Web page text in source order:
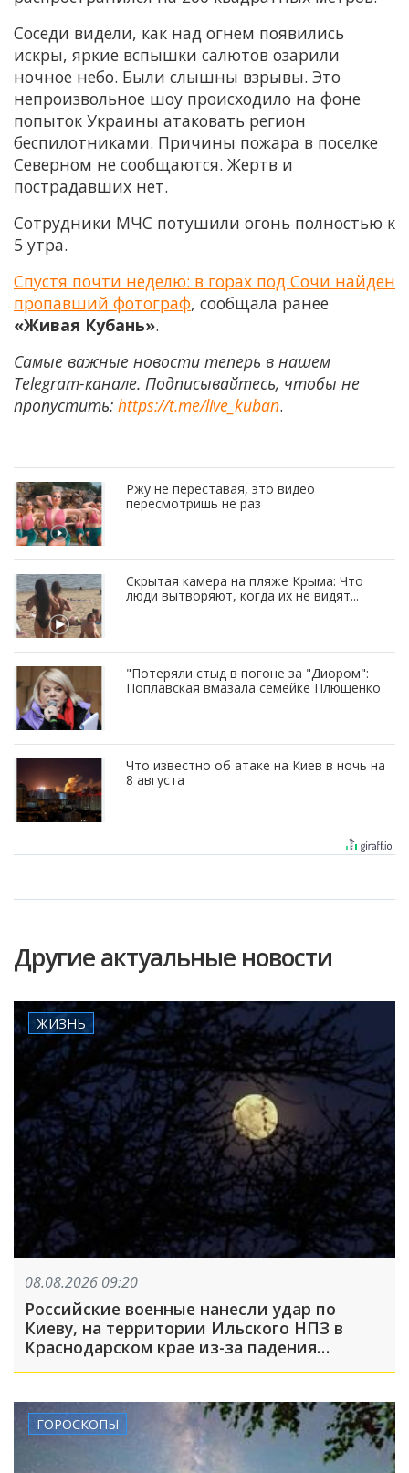
Соседи видели, как над огнем появились
искры, яркие вспышки салютов озарили
ночное небо. Были слышны взрывы. Это
непроизвольное шоу происходило на фоне
попыток Украины атаковать регион
беспилотниками. Причины пожара в поселке
Северном не сообщаются. Жертв и
пострадавших нет.
Сотрудники МЧС потушили огонь полностью к
5 утра.
Спустя почти неделю: в горах под Сочи найден
пропавший фотограф, сообщала ранее
«Живая Кубань».
Самые важные новости теперь в нашем
Telegram-канале. Подписывайтесь, чтобы не
пропустить: https://t.me/live_kuban.
Ржу не переставая, это видео
пересмотришь не раз
Скрытая камера на пляже Крыма: Что
люди вытворяют, когда их не видят...
"Потеряли стыд в погоне за "Диором":
Поплавская вмазала семейке Плющенко
Что известно об атаке на Киев в ночь на
8 августа
Другие актуальные новости
ЖИЗНЬ
08.08.2026 09:20
Российские военные нанесли удар по
Киеву, на территории Ильского НПЗ в
Краснодарском крае из-за падения
обломков БПЛА пострадали пять человек:
ГОРОСКОПЫ